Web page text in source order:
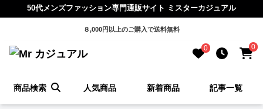
50代メンズファッション専門通販サイト ミスターカジュアル
８,000円以上のご購入で送料無料
0 0
商品検索 人気商品 新着商品 記事一覧